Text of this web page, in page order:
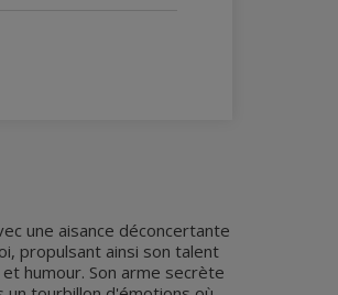
une aisance déconcertante
propulsant ainsi son talent
humour. Son arme secrète